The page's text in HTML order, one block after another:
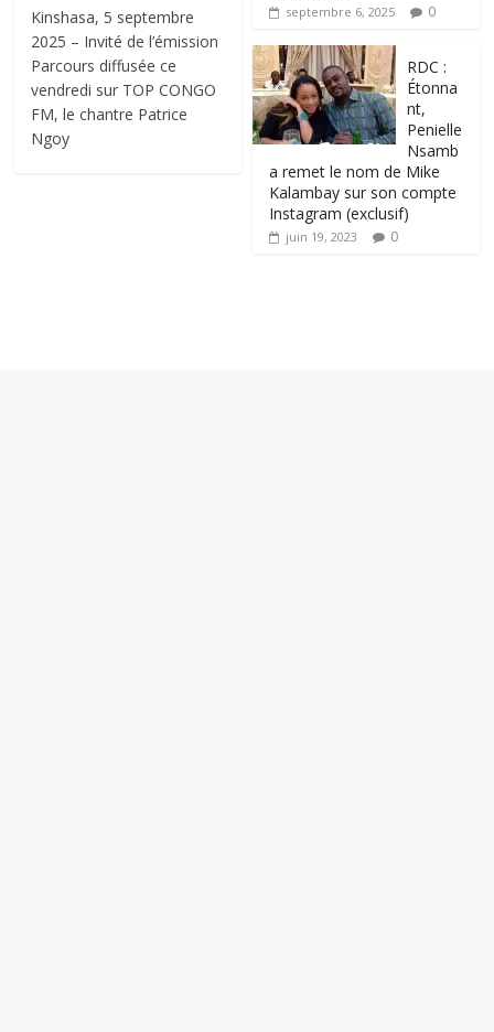
Kinshasa, 5 septembre
2025 – Invité de l’émission
Parcours diffusée ce
vendredi sur TOP CONGO
FM, le chantre Patrice
Ngoy
septembre 6, 2025 0
RDC :
Étonna
nt,
Penielle
Nsamb
a remet le nom de Mike
Kalambay sur son compte
Instagram (exclusif)
juin 19, 2023 0